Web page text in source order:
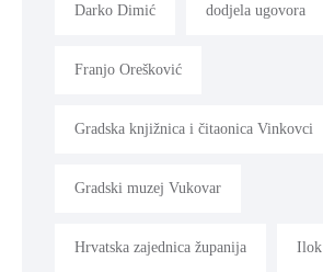
Darko Dimić dodjela ugovora
Franjo Orešković
Gradska knjižnica i čitaonica Vinkovci
Gradski muzej Vukovar
Hrvatska zajednica županija Ilok